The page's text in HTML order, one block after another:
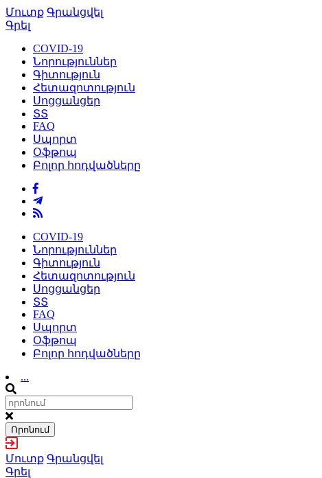
Մուտք Գրանցվել
Գրել
COVID-19
Նորություններ
Գիտություն
Հետազոտություն
Սոցցանցեր
ՏՏ
FAQ
Սպորտ
Օֆթոպ
Բոլոր հոդվածները
COVID-19
Նորություններ
Գիտություն
Հետազոտություն
Սոցցանցեր
ՏՏ
FAQ
Սպորտ
Օֆթոպ
Բոլոր հոդվածները
...
Որոնում
Մուտք Գրանցվել
Գրել